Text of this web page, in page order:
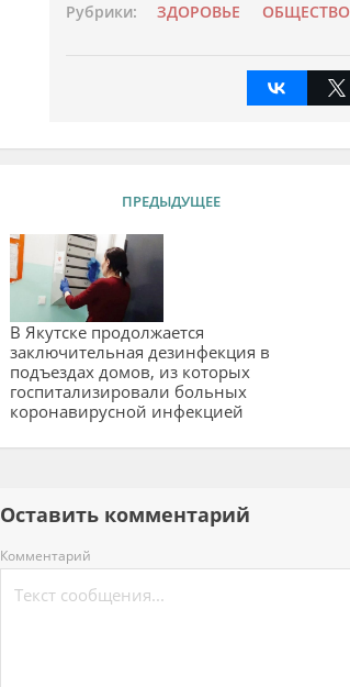
Рубрики: ЗДОРОВЬЕ ОБЩЕСТВО
ПРЕДЫДУЩЕЕ
В Якутске продолжается
заключительная дезинфекция в
подъездах домов, из которых
госпитализировали больных
коронавирусной инфекцией
Оставить комментарий
Комментарий